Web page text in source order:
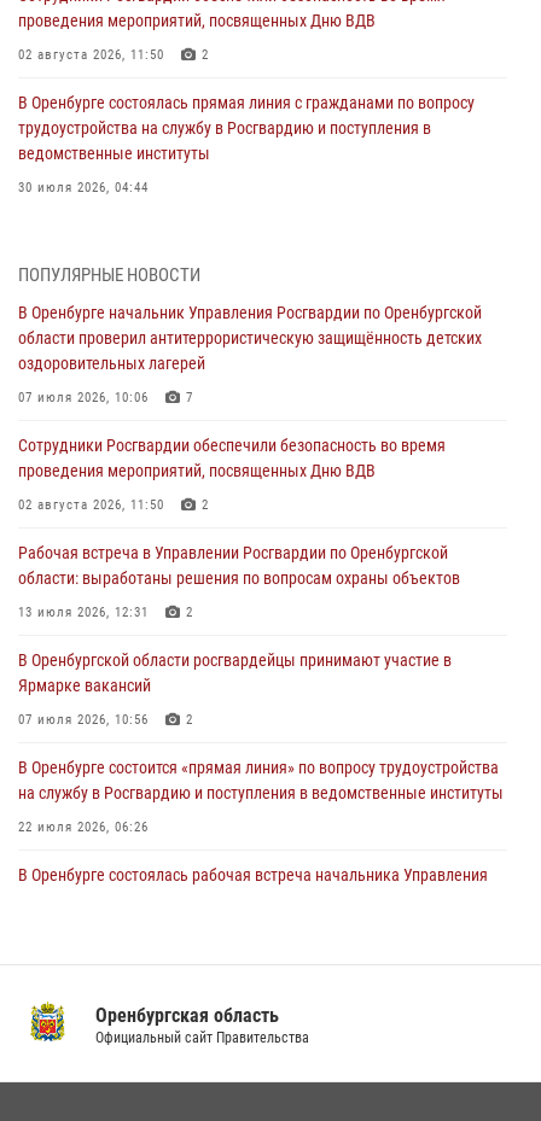
проведения мероприятий, посвященных Дню ВДВ
02 августа 2026, 11:50 2
В Оренбурге состоялась прямая линия с гражданами по вопросу
трудоустройства на службу в Росгвардию и поступления в
ведомственные институты
30 июля 2026, 04:44
28 июля 2026, 09:41 1
Росгвардейцы обеспечили правопорядок на праздновании Дня
ВМФ в Оренбурге
27 июля 2026, 14:36 2
жизненной ситуации (ВИДЕО)
26 июля 2026, 14:45
образовательных учреждений к новому учебному году
24 июля 2026, 12:25
проведён рейд по строительным объектам
23 июля 2026, 10:47
ПОПУЛЯРНЫЕ НОВОСТИ
В Оренбурге начальник Управления Росгвардии по Оренбургской
области проверил антитеррористическую защищённость детских
оздоровительных лагерей
07 июля 2026, 10:06 7
Сотрудники Росгвардии обеспечили безопасность во время
проведения мероприятий, посвященных Дню ВДВ
02 августа 2026, 11:50 2
Рабочая встреча в Управлении Росгвардии по Оренбургской
области: выработаны решения по вопросам охраны объектов
13 июля 2026, 12:31 2
В Оренбургской области росгвардейцы принимают участие в
Ярмарке вакансий
07 июля 2026, 10:56 2
В Оренбурге состоится «прямая линия» по вопросу трудоустройства
на службу в Росгвардию и поступления в ведомственные институты
22 июля 2026, 06:26
В Оренбурге состоялась рабочая встреча начальника Управления
Росгвардейцы Оренбургской области проверили готовность детских
образовательных учреждений к новому учебному году
Оренбургская область
Официальный сайт Правительства